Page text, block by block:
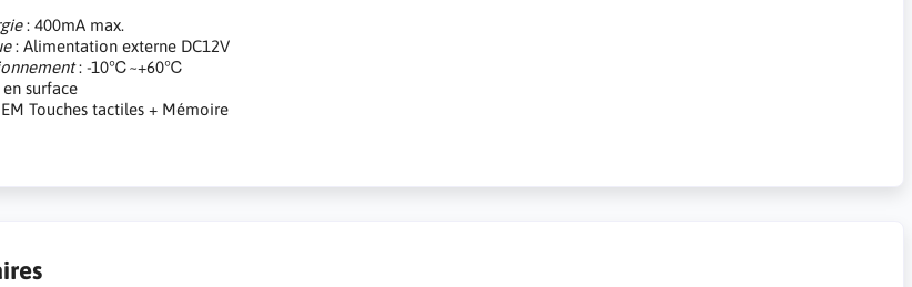
: 400mA max.
: Alimentation externe DC12V
: -10℃~+60℃
surface
Touches tactiles + Mémoire